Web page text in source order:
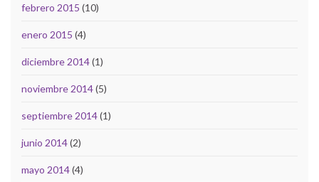
febrero 2015 (10)
enero 2015 (4)
diciembre 2014(1)
noviembre 2014(5)
septiembre 2014(1)
junio 2014(2)
mayo 2014(4)